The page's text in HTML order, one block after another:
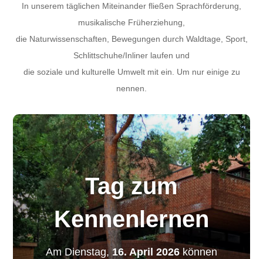
In unserem täglichen Miteinander fließen Sprachförderung,
musikalische Früherziehung,
die Naturwissenschaften, Bewegungen durch Waldtage, Sport,
Schlittschuhe/Inliner laufen und
die soziale und kulturelle Umwelt mit ein. Um nur einige zu
nennen.
Tag zum
Kennenlernen
Am Dienstag,16. April 2026 können